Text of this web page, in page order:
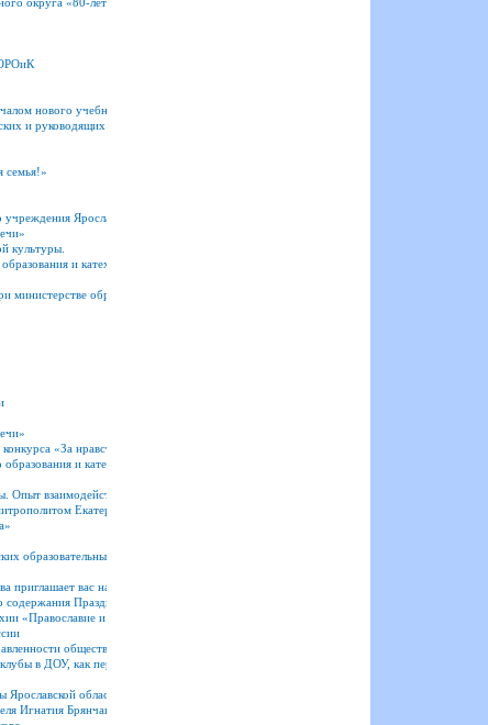
ОРОиК
нового учебного года!
и руководящих работников системы образования Ярославской области
семья!»
Ярославской области «Центр помощи детям»
культуры.
и катехизации
образования Ярославской области
«За нравственный подвиг учителя» и специалистов муниципальных
и катехизации
Опыт взаимодействия школы и Церкви»
Екатеринбургским и Верхотурским Евгением
образовательных чтений
вас на родительское собрание, которое состоится 25 ЯНВАРЯ
Праздника Рождество Христово»
«Православие и отечественная культура: Потери и приобретения минувшего, образ
общественного движения «Юный друг полиции»
в ДОУ, как перспективная форма работы с родителями по формированию у детей
области
Игнатия Брянчанинова